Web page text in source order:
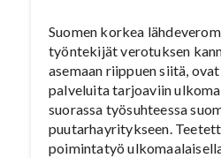
Suomen korkea
työntekijät verotuksen
asemaan riippuen siitä,
palveluita tarjoaviin
suorassa työsuhteessa
puutarhayritykseen.
poimintatyö